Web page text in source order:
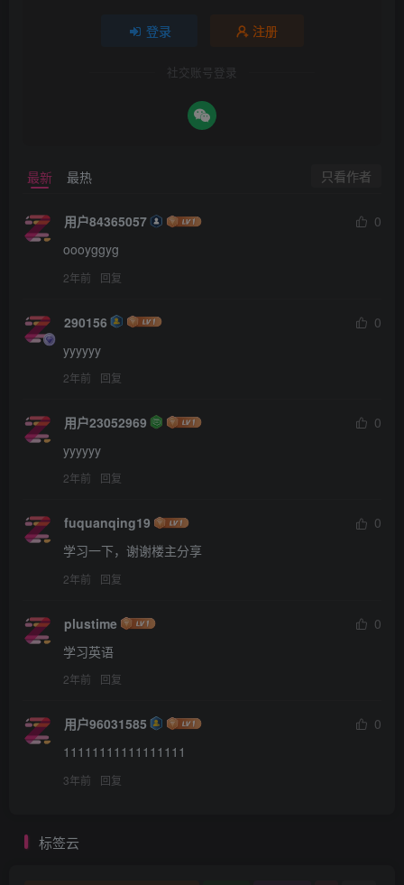
登录 注册
社交账号登录
最新 最热 只看作者
用户84365057
0
oooyggyg
2年前 回复
290156
0
yyyyyy
2年前 回复
用户23052969
0
yyyyyy
2年前 回复
fuquanqing19
0
学习一下，谢谢楼主分享
2年前 回复
plustime
0
学习英语
2年前 回复
用户96031585
0
11111111111111111
3年前 回复
标签云